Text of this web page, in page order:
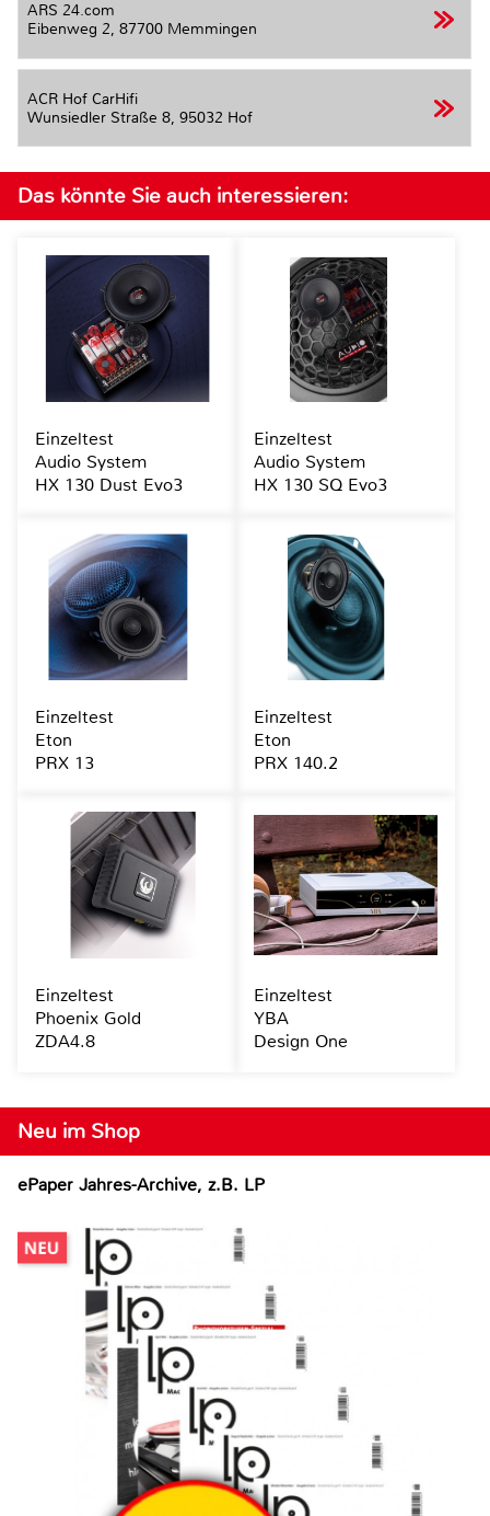
ARS 24.com
Eibenweg 2, 87700 Memmingen
ACR Hof CarHifi
Wunsiedler Straße 8, 95032 Hof
Neu im Shop
ePaper Jahres-Archive, z.B. LP
Das könnte Sie auch interessieren:
Einzeltest
Audio System
HX 130 Dust Evo3
Einzeltest
Audio System
HX 130 SQ Evo3
Einzeltest
Eton
PRX 13
Einzeltest
Eton
PRX 140.2
Einzeltest
Phoenix Gold
ZDA4.8
Einzeltest
YBA
Design One